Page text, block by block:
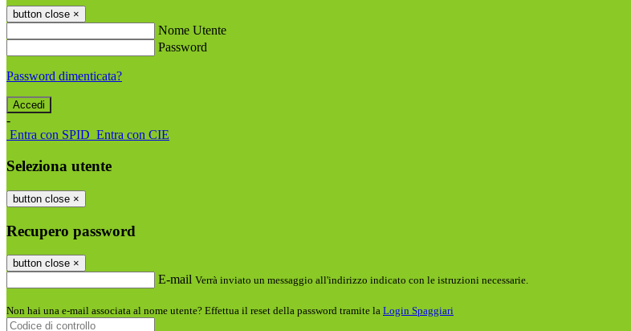
button close ×
Nome Utente
Password
Password dimenticata?
-
Entra con SPID Entra con CIE
Seleziona utente
button close ×
Recupero password
button close ×
E-mail Verrà inviato un messaggio all'indirizzo indicato con le istruzioni necessarie.
Non hai una e-mail associata al nome utente? Effettua il reset della password tramite la Login Spaggiari